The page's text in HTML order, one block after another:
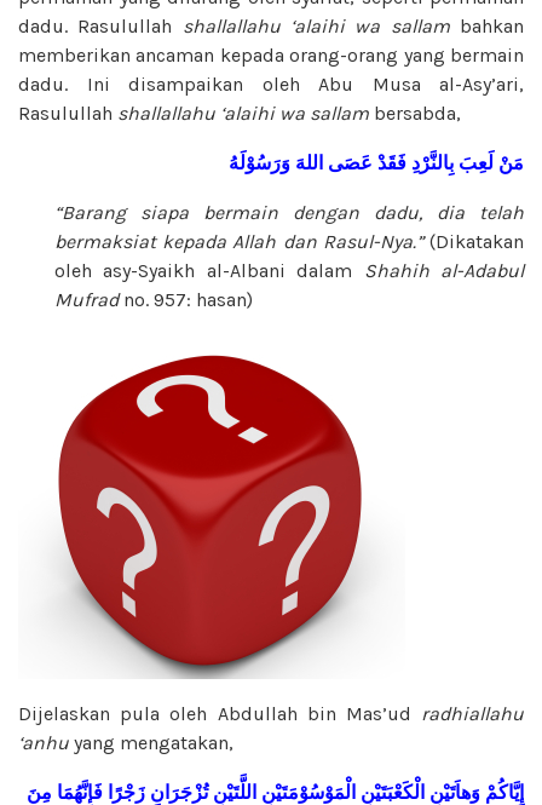
dadu. Rasulullah shallallahu ‘alaihi wa sallambahkan
memberikan ancaman kepada orang-orang yang bermain
dadu. Ini disampaikan oleh Abu Musa al-Asy’ari,
Rasulullah shallallahu ‘alaihi wa sallam bersabda,
مَنْ لَعِبَ بِالنَّرْدِ فَقَدْ عَصَى اللهَ وَرَسُوْلَهُ
“Barang siapa bermain dengan dadu, dia telah
bermaksiat kepada Allah dan Rasul-Nya.”(Dikatakan
oleh asy-Syaikh al-Albani dalam Shahih al-Adabul
Mufradno. 957: hasan)
Dijelaskan pula oleh Abdullah bin Mas’ud
radhiallahu
‘anhu yang mengatakan,
إِيَّاكُمْ وَهاَتَيْنِ الْكَعْبَتَيْنِ الْمَوْسُوْمَتَيْنِ اللَّتَيْنِ تُزْجَرَانِ زَجْرًا فَإِنَّهُمَا مِنَ